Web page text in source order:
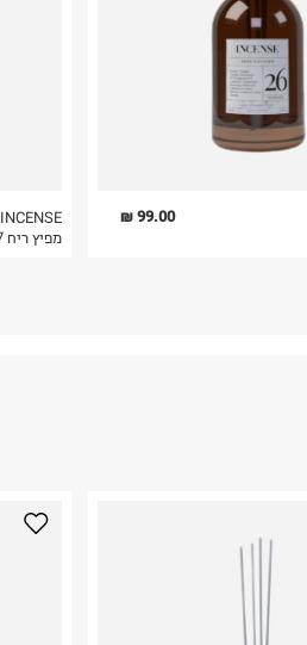
INCENSE
מפיץ ריח 17
99.00 ₪